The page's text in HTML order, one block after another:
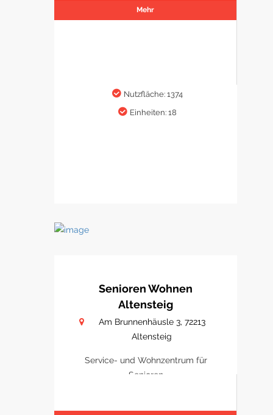
Mehr
Nutzfläche: 1374
Einheiten: 18
Senioren Wohnen
Altensteig
Am Brunnenhäusle 3, 72213
Altensteig
Service- und Wohnzentrum für
Senioren